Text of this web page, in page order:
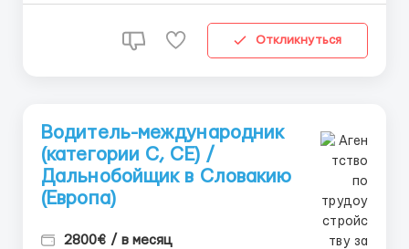
Откликнуться
Водитель-международник
(категории C, CE) /
Дальнобойщик в Словакию
(Европа)
2800€ / в месяц